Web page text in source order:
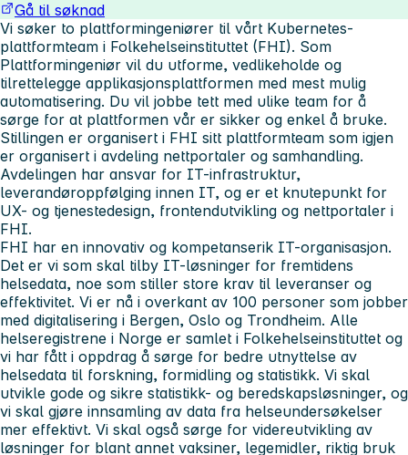
Gå til søknad
Vi søker to plattformingeniører til vårt Kubernetes-
plattformteam i Folkehelseinstituttet (FHI). Som
Plattformingeniør vil du utforme, vedlikeholde og
tilrettelegge applikasjonsplattformen med mest mulig
automatisering. Du vil jobbe tett med ulike team for å
sørge for at plattformen vår er sikker og enkel å bruke.
Stillingen er organisert i FHI sitt plattformteam som igjen
er organisert i avdeling nettportaler og samhandling.
Avdelingen har ansvar for IT-infrastruktur,
leverandøroppfølging innen IT, og er et knutepunkt for
UX- og tjenestedesign, frontendutvikling og nettportaler i
FHI.
FHI har en innovativ og kompetanserik IT-organisasjon.
Det er vi som skal tilby IT-løsninger for fremtidens
helsedata, noe som stiller store krav til leveranser og
effektivitet. Vi er nå i overkant av 100 personer som jobber
med digitalisering i Bergen, Oslo og Trondheim. Alle
helseregistrene i Norge er samlet i Folkehelseinstituttet og
vi har fått i oppdrag å sørge for bedre utnyttelse av
helsedata til forskning, formidling og statistikk. Vi skal
utvikle gode og sikre statistikk- og beredskapsløsninger, og
vi skal gjøre innsamling av data fra helseundersøkelser
mer effektivt. Vi skal også sørge for videreutvikling av
løsninger for blant annet vaksiner, legemidler, riktig bruk